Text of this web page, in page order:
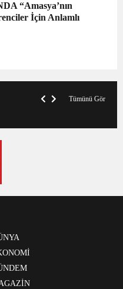
“Amasya’nın
İçin Anlamlı
Tümünü Gör